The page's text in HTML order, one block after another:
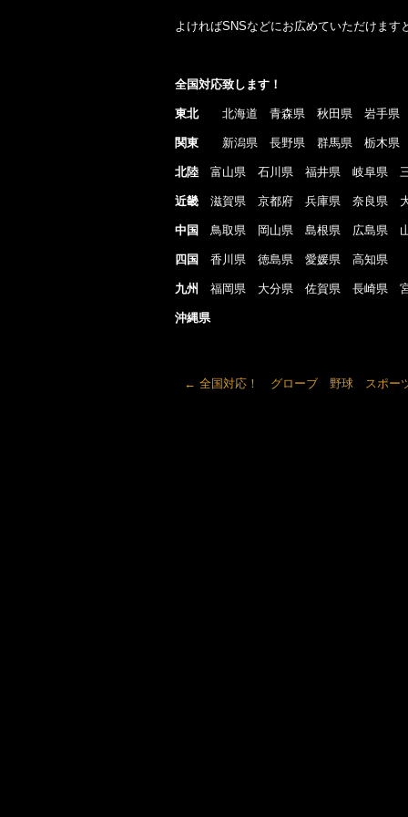
よければSNSなどにお広めていただけま
全国対応致します！
東北 北海道 青森県 秋田県 岩手県
関東 新潟県 長野県 群馬県 栃木県
北陸 富山県 石川県 福井県 岐阜県
近畿 滋賀県 京都府 兵庫県 奈良県
中国 鳥取県 岡山県 島根県 広島県
四国 香川県 徳島県 愛媛県 高知県
九州 福岡県 大分県 佐賀県 長崎県
沖縄県
← 全国対応！ グローブ 野球 スポー